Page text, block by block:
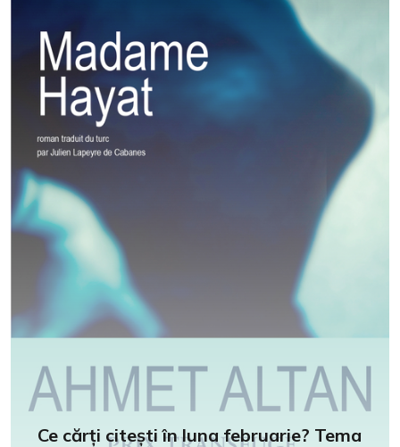
Ce cărți citești în luna februarie? Tema